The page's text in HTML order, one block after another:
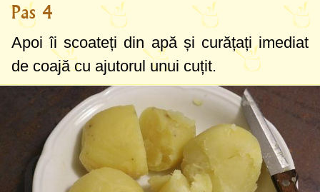
Pas 4
Apoi îi scoateți din apă și curățați imediat
de coajă cu ajutorul unui cuțit.